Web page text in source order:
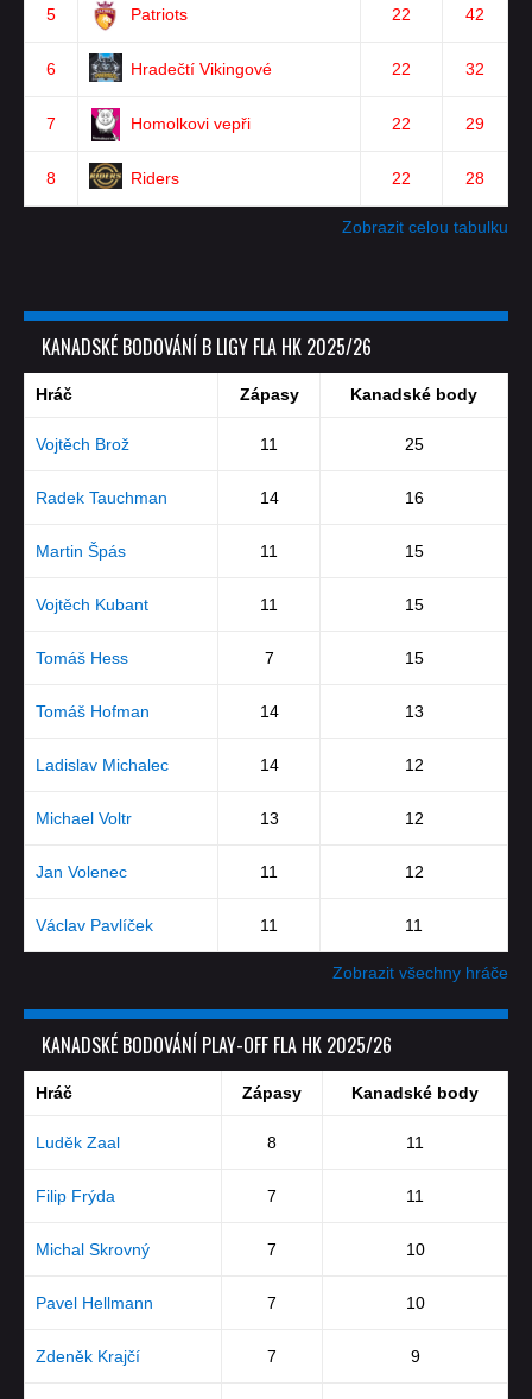
5 Patriots 22 42
6 Hradečtí Vikingové 22 32
7 Homolkovi vepři 22 29
8 Riders 22 28
Zobrazit celou tabulku
KANADSKÉ BODOVÁNÍ B LIGY FLA HK 2025/26
Hráč Zápasy Kanadské body
Vojtěch Brož 11 25
Radek Tauchman 14 16
Martin Špás 11 15
Vojtěch Kubant 11 15
Tomáš Hess 7 15
Tomáš Hofman 14 13
Ladislav Michalec 14 12
Michael Voltr 13 12
Jan Volenec 11 12
Václav Pavlíček 11 11
Zobrazit všechny hráče
KANADSKÉ BODOVÁNÍ PLAY-OFF FLA HK 2025/26
Hráč Zápasy Kanadské body
Luděk Zaal 8 11
Filip Frýda 7 11
Michal Skrovný 7 10
Pavel Hellmann 7 10
Zdeněk Krajčí 7 9